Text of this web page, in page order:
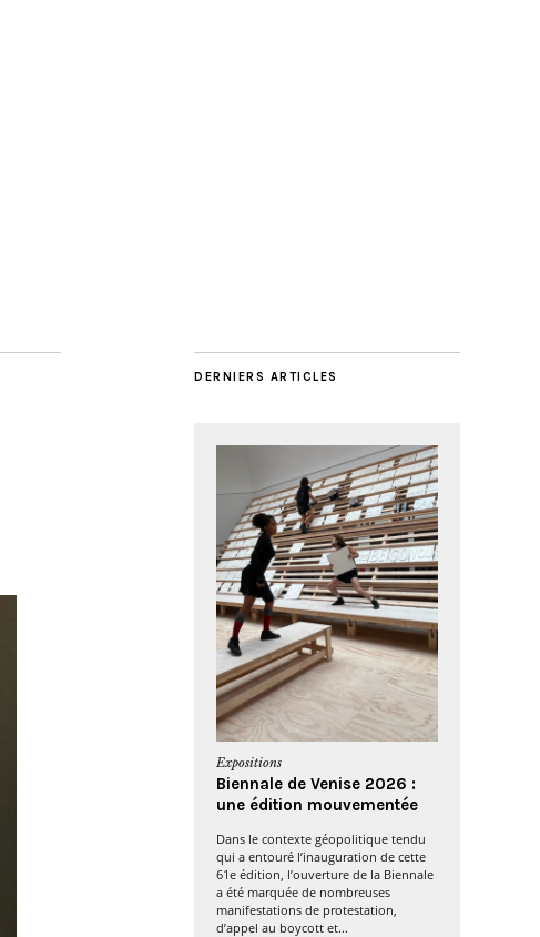
DERNIERS ARTICLES
Expositions
Biennale de Venise 2026 :
une édition mouvementée
Dans le contexte géopolitique tendu
qui a entouré l’inauguration de cette
61e édition, l’ouverture de la Biennale
a été marquée de nombreuses
manifestations de protestation,
d’appel au boycott et...